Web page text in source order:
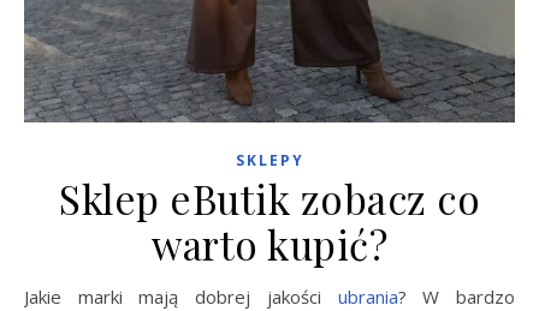
SKLEPY
Sklep eButik zobacz co
warto kupić?
Jakie marki mają dobrej jakości ubrania? W bardzo